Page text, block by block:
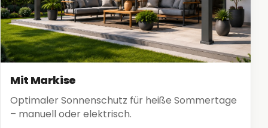
Mit Markise
Optimaler Sonnenschutz für heiße Sommertage
– manuell oder elektrisch.